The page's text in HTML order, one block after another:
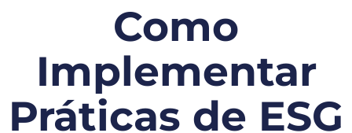
Como
Implementar
Práticas de ESG